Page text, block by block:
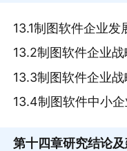
13.1制图软件企业发
13.2制图软件企业
13.3制图软件企业
13.4制图软件中小
第十四章研究结论